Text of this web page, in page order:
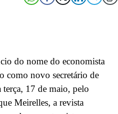
do nome do economista
como novo secretário de
terça, 17 de maio, pelo
Meirelles, a revista